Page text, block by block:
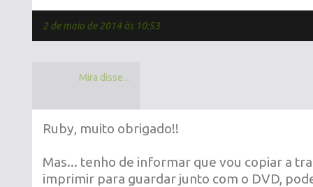
2 de maio de 2014 às 10:53
Mira disse...
Ruby, muito obrigado!!
Mas... tenho de informar que vou copiar a
imprimir para guardar junto com o DVD,